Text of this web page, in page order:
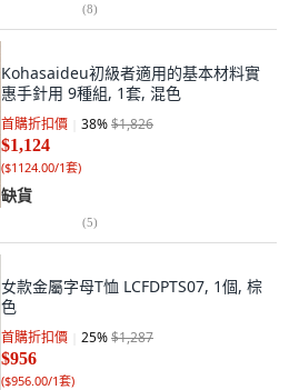
(8)
Kohasaideu初級者適用的基本材料實
惠手針用 9種組, 1套, 混色
首購折扣價 38%$1,826
$1,124
($1124.00/1套)
缺貨
(5)
女款金屬字母T恤 LCFDPTS07, 1個, 棕
色
首購折扣價 25%$1,287
$956
($956.00/1套)